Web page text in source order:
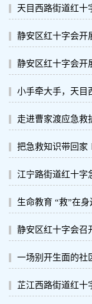
走进曹家渡应急救
把急救知识带回家
生命教育 “救”在身